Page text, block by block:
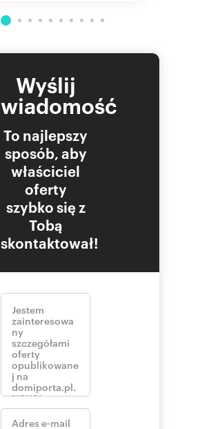
Wyślij
wiadomość
To najlepszy
sposób, aby
właściciel
oferty
szybko się z
Tobą
skontaktował!